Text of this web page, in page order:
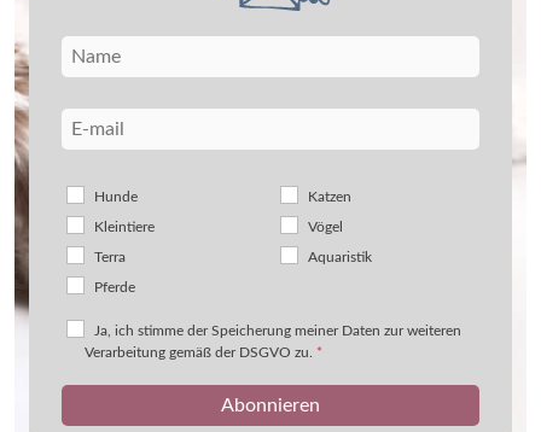
Hunde
Kleintiere
Terra
Pferde
Katzen
Vögel
Aquaristik
Ja, ich stimme der Speicherung meiner Daten zur weiteren
Verarbeitung gemäß der DSGVO zu. *